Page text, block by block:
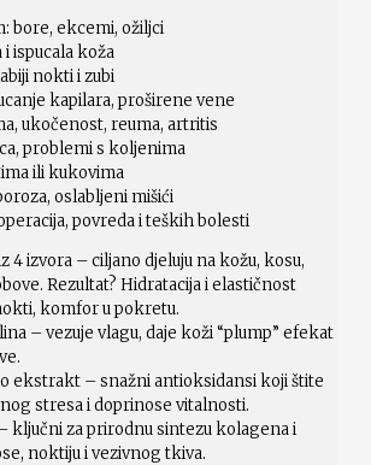
bore, ekcemi, ožiljci
ispucala koža
nokti i zubi
kapilara, proširene vene
ukočenost, reuma, artritis
problemi s koljenima
ili kukovima
oslabljeni mišići
povreda i teških bolesti
4 izvora – ciljano djeluju na kožu, kosu,
Rezultat? Hidratacija i elastičnost
komfor u pokretu.
– vezuje vlagu, daje koži “plump” efekat
ekstrakt – snažni antioksidansi koji štite
stresa i doprinose vitalnosti.
ključni za prirodnu sintezu kolagena i
noktiju i vezivnog tkiva.